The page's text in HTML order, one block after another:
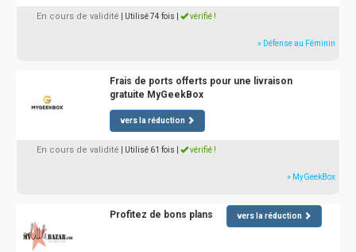
En cours de validité | Utilisé 74 fois vérifié !
» Défense au Féminin
Frais de ports offerts pour une livraison
gratuite MyGeekBox
vers la réduction
En cours de validité | Utilisé 61 fois vérifié !
» MyGeekBox
Profitez de bons plans vers la réduction